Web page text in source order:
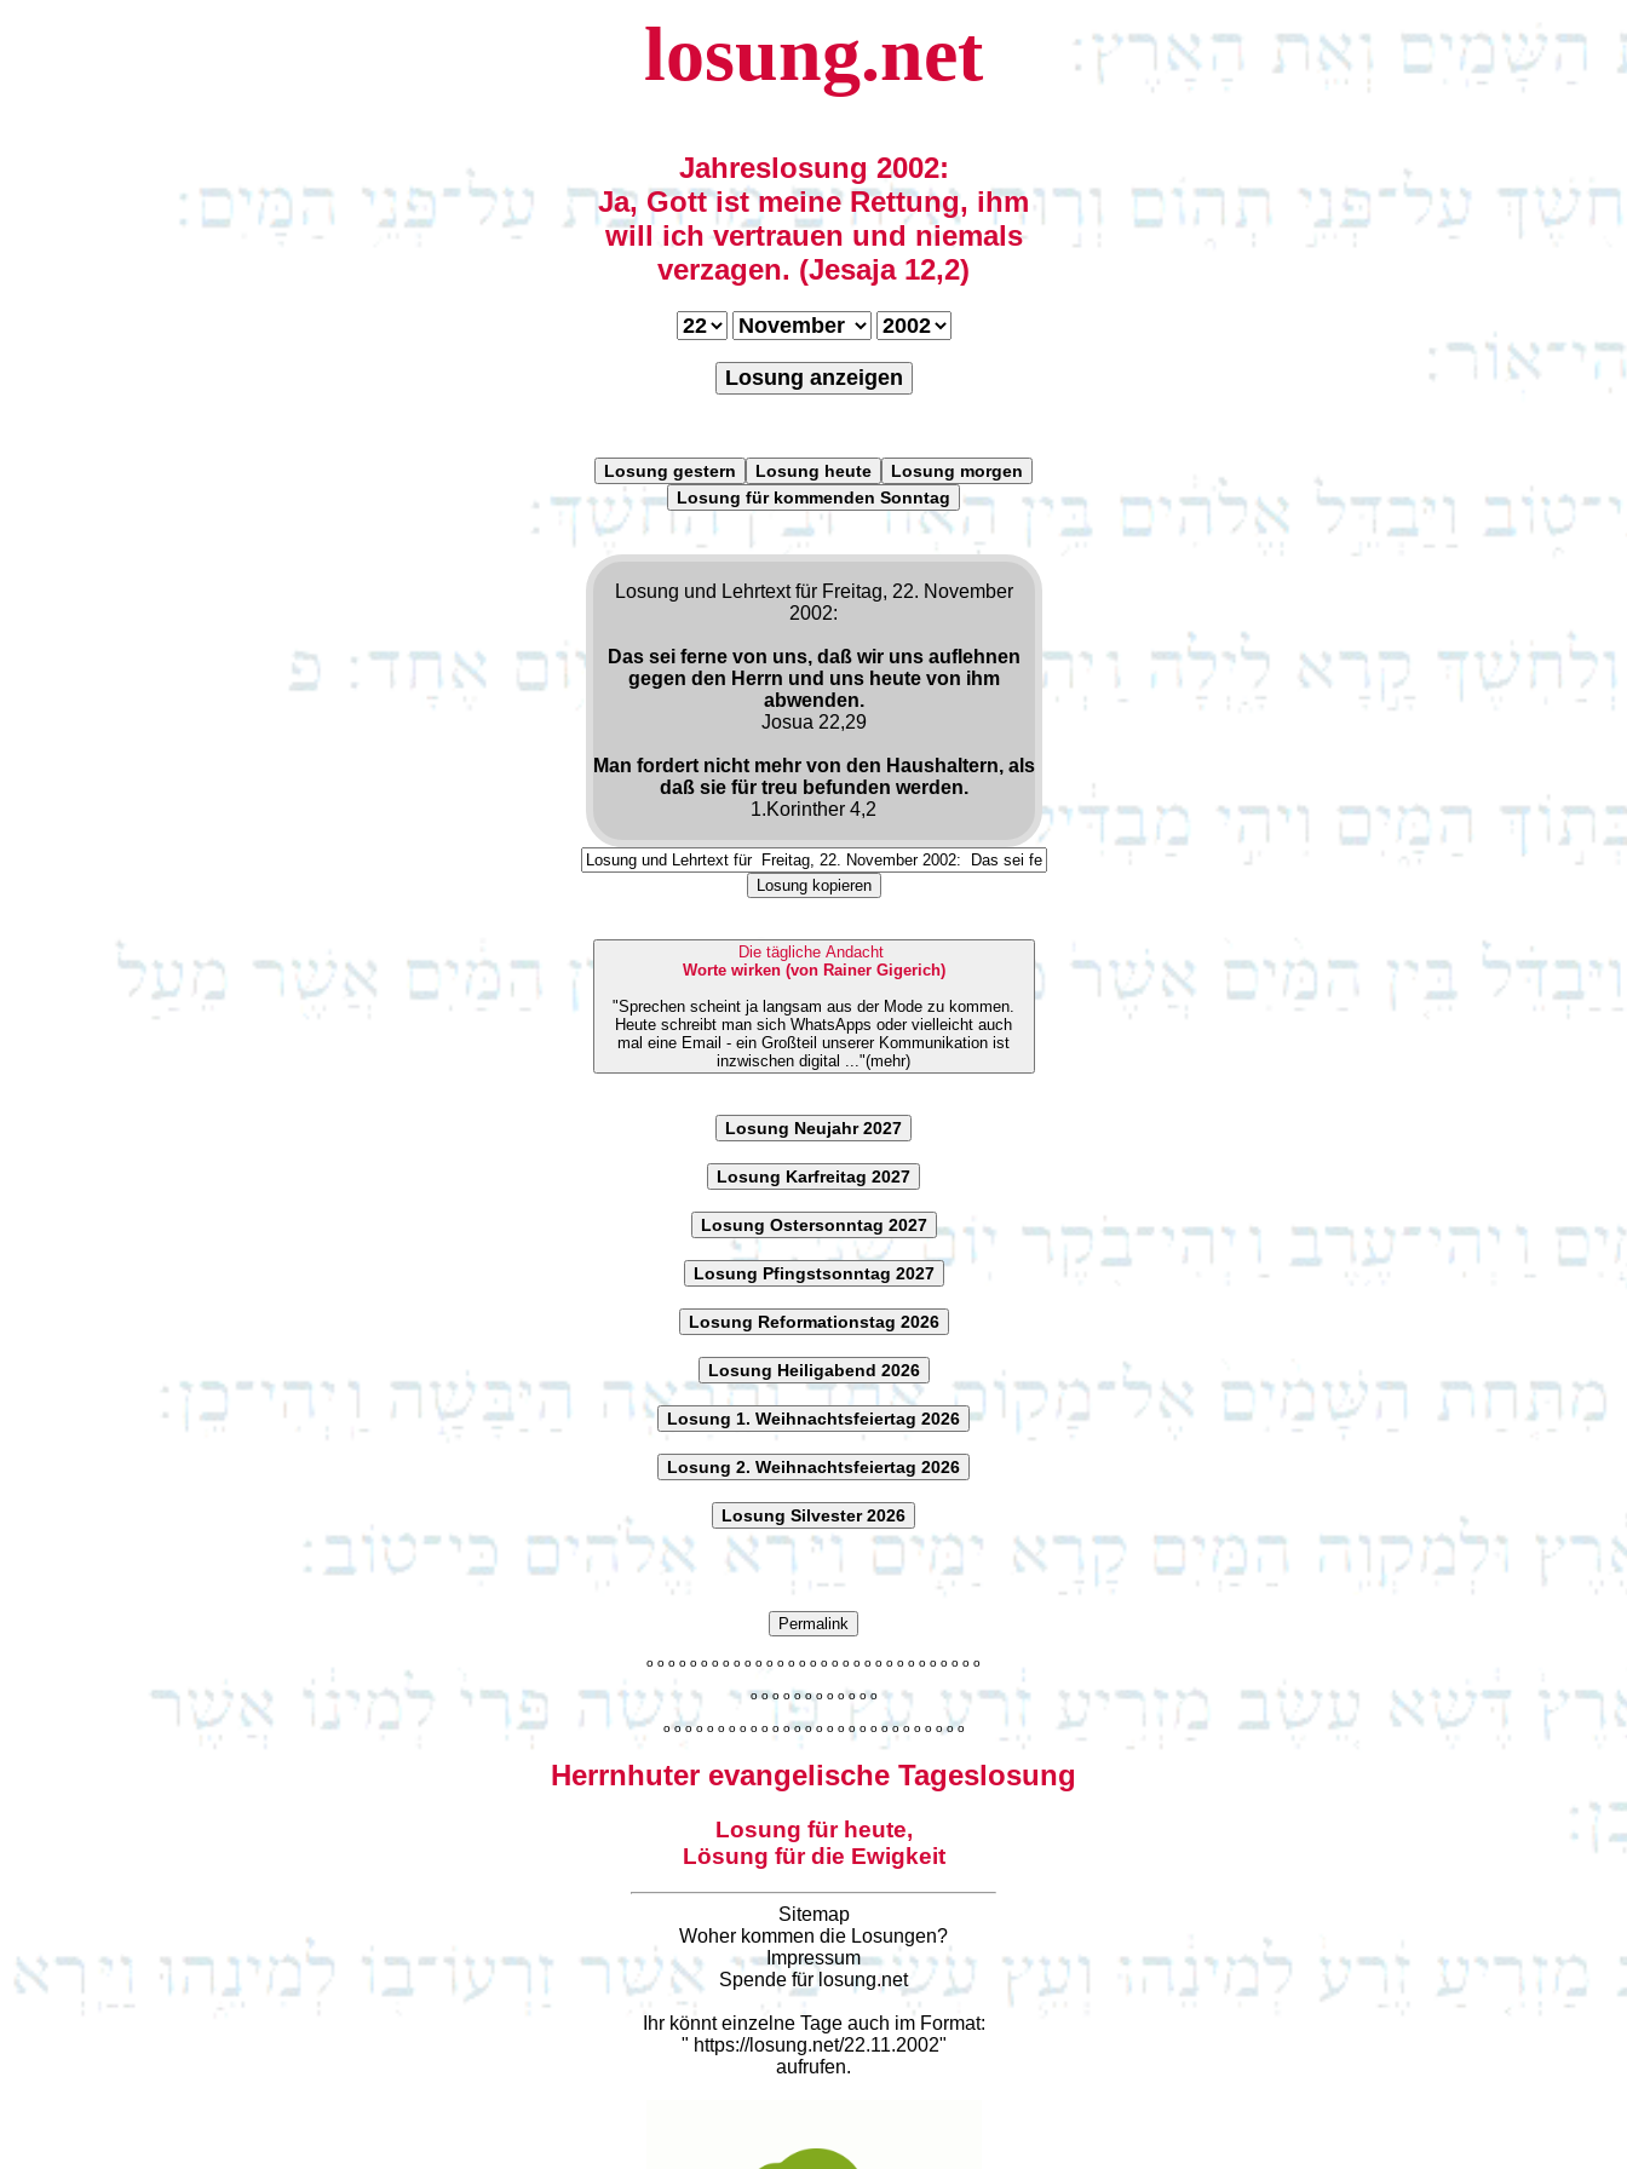
losung.net
Jahreslosung 2002:
Ja, Gott ist meine Rettung, ihm
will ich vertrauen und niemals
verzagen. (Jesaja 12,2)
Losung anzeigen
Losung gestern Losung heute
Losung morgen
Losung für kommenden Sonntag
Losung und Lehrtext für Freitag, 22. November
2002:
Das sei ferne von uns, daß wir uns auflehnen
gegen den Herrn und uns heute von ihm
abwenden.
Josua 22,29
Man fordert nicht mehr von den Haushaltern, als
daß sie für treu befunden werden.
1.Korinther 4,2
Losung kopieren
Die tägliche Andacht
Worte wirken (von Rainer Gigerich)
"Sprechen scheint ja langsam aus der Mode zu kommen.
Heute schreibt man sich WhatsApps oder vielleicht auch
mal eine Email - ein Großteil unserer Kommunikation ist
inzwischen digital ..."(mehr)
Losung Neujahr 2027
Losung Karfreitag 2027
Losung Ostersonntag 2027
Losung Pfingstsonntag 2027
Losung Reformationstag 2026
Losung Heiligabend 2026
Losung 1. Weihnachtsfeiertag 2026
Losung 2. Weihnachtsfeiertag 2026
Losung Silvester 2026
Permalink
o o o o o o o o o o o o o o o o o o o o o o o o o o o o o o o
o o o o o o o o o o o o
o o o o o o o o o o o o o o o o o o o o o o o o o o o o
Herrnhuter evangelische Tageslosung
Losung für heute,
Lösung für die Ewigkeit
Sitemap
Woher kommen die Losungen?
Impressum
Spende für losung.net
Ihr könnt einzelne Tage auch im Format:
" https://losung.net/22.11.2002"
aufrufen.